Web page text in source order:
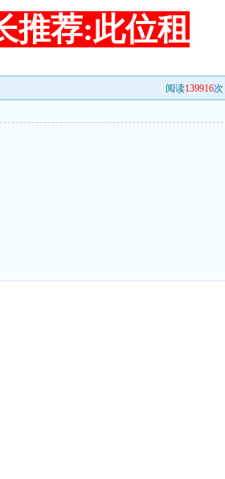
推荐:此位租
阅读139916次 |